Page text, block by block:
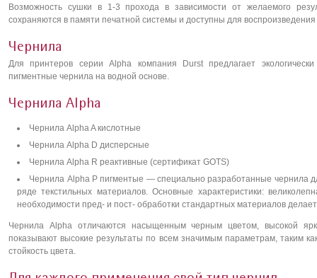
Возможность сушки в 1-3 прохода в зависимости от желаемого
сохраняются в памяти печатной системы и доступны для
Чернила
Для принтеров серии Alpha компания Durst предлагает
пигментные чернила на водной основе.
Чернила Alpha
Чернила Alpha A кислотные
Чернила Alpha D дисперсные
Чернила Alpha R реактивные (сертификат GOTS)
Чернила Alpha P пигментые — специально разработанные чернила
ряде текстильных материалов. Основные характеристики:
необходимости пред- и пост- обработки стандартных материалов
Чернила Alpha отличаются насыщенным черным цветом, высокой
показывают высокие результаты по всем значимым параметрам, таким
стойкость цвета.